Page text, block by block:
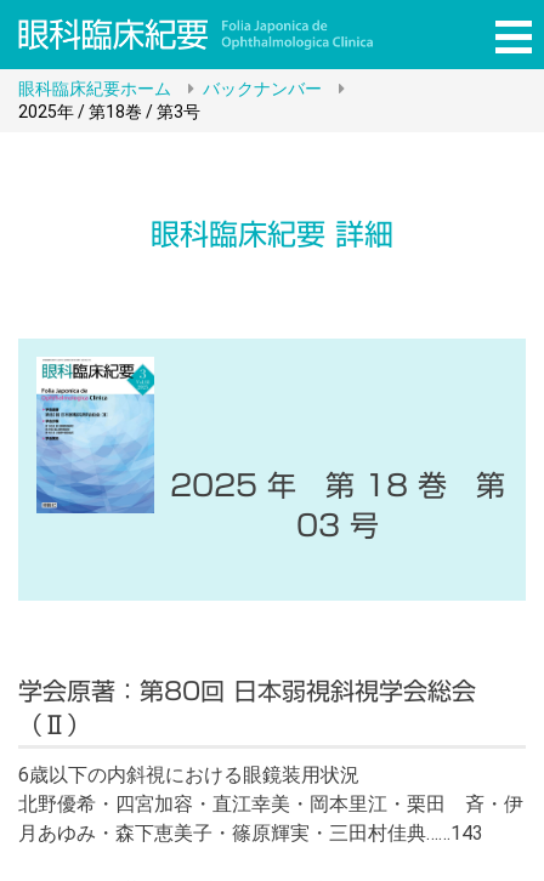
眼科臨床紀要ホーム
バックナンバー
2025年 / 第18巻 / 第3号
眼科臨床紀要 詳細
2025 年 第 18 巻 第
03 号
学会原著：第80回 日本弱視斜視学会総会
（Ⅱ）
6歳以下の内斜視における眼鏡装用状況
北野優希・四宮加容・直江幸美・岡本里江・栗田 斉・伊
月あゆみ・森下恵美子・篠原輝実・三田村佳典……143